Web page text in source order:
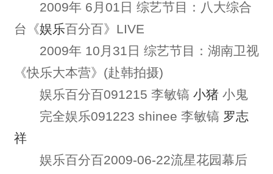
2009年 6月01日 综艺节目：八大综合
台《娱乐百分百》LIVE
2009年 10月31日 综艺节目：湖南卫视
《快乐大本营》(赴韩拍摄)
娱乐百分百091215 李敏镐 小猪小鬼
完全娱乐091223 shinee 李敏镐 罗志
祥
娱乐百分百2009-06-22流星花园幕后